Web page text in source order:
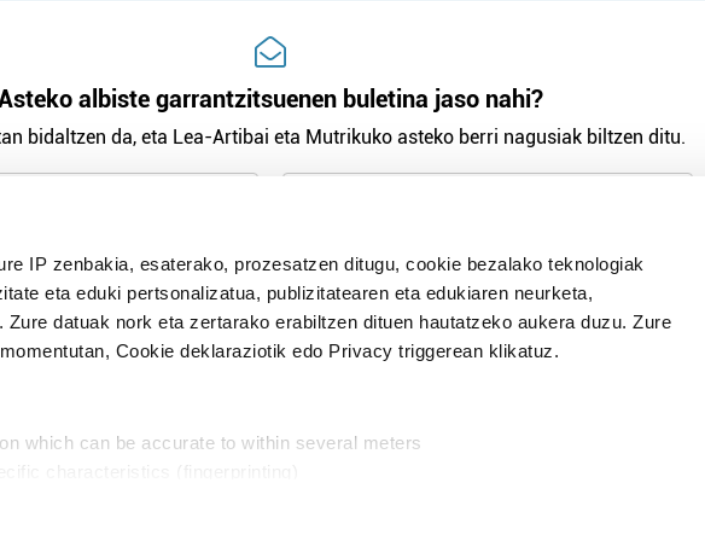
IP zenbakia, esaterako, prozesatzen ditugu, cookie bezalako teknologiak
eta eduki pertsonalizatua, publizitatearen eta edukiaren neurketa,
datuak nork eta zertarako erabiltzen dituen hautatzeko aukera duzu. Zure
Cookie deklaraziotik edo Privacy triggerean klikatuz.
which can be accurate to within several meters
albiste garrantzitsuenen buletina jaso nahi?
bidaltzen da, eta Lea-Artibai eta Mutrikuko asteko berri nagusiak biltzen ditu.
Harpidetu
modu librean kontatzea da gure eginkizuna. Horretarako zure ekarpena